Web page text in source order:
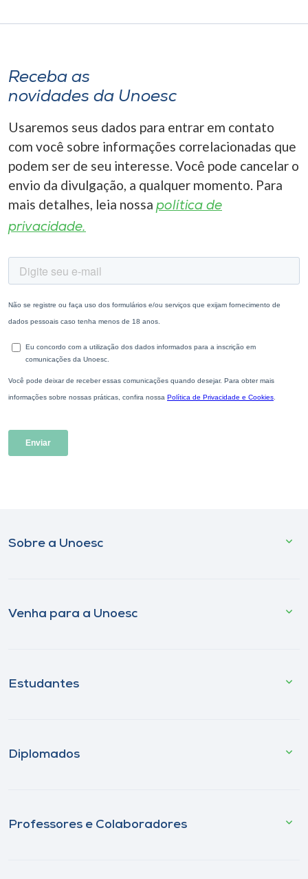
Receba as
novidades da Unoesc
Usaremos seus dados para entrar em contato
com você sobre informações correlacionadas que
podem ser de seu interesse. Você pode cancelar o
envio da divulgação, a qualquer momento. Para
mais detalhes, leia nossa política de
privacidade.
Sobre a Unoesc
Venha para a Unoesc
Estudantes
Diplomados
Professores e Colaboradores